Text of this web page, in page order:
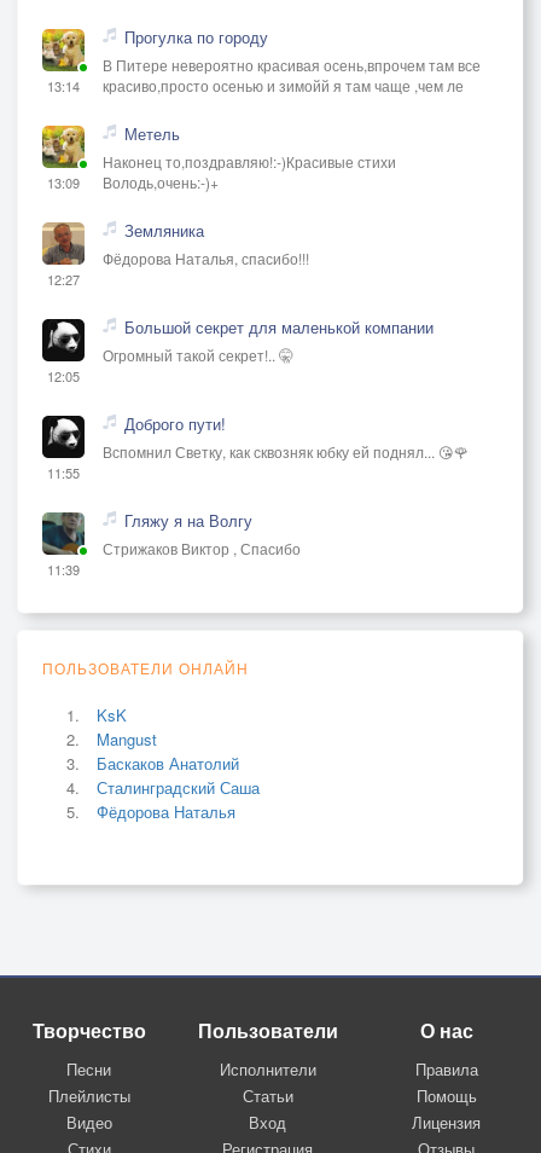
13:14
Прогулка по городу
В Питере невероятно красивая осень,впрочем там все
красиво,просто осенью и зимойй я там чаще ,чем ле
13:09
Метель
Наконец то,поздравляю!:-)Красивые стихи
Володь,очень:-)+
12:27
Земляника
Фёдорова Наталья, спасибо!!!
12:05
Большой секрет для маленькой компании
Огромный такой секрет!.. 🤫
11:55
Доброго пути!
Вспомнил Светку, как сквозняк юбку ей поднял... 😘🌹
11:39
Гляжу я на Волгу
Стрижаков Виктор , Спасибо
ПОЛЬЗОВАТЕЛИ ОНЛАЙН
KsK
Mangust
Баскаков Анатолий
Сталинградский Саша
Фёдорова Наталья
Творчество
Песни
Плейлисты
Видео
Пользователи
Исполнители
Статьи
Вход
О нас
Правила
Помощь
Лицензия